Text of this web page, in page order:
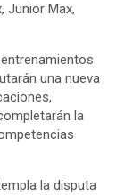
Junior Max,
una nueva
la
la disputa